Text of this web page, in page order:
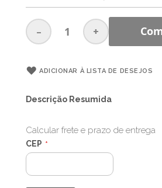
- +
ADICIONAR À LISTA DE DESEJOS
Descrição Resumida
Calcular frete e prazo de entrega
CEP